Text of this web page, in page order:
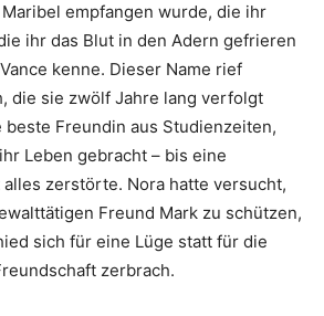
empfangen wurde, die ihr
ihr das Blut in den Adern gefrieren
kenne. Dieser Name rief
die sie zwölf Jahre lang verfolgt
beste Freundin aus Studienzeiten,
Leben gebracht – bis eine
zerstörte. Nora hatte versucht,
Freund Mark zu schützen,
sich für eine Lüge statt für die
zerbrach.